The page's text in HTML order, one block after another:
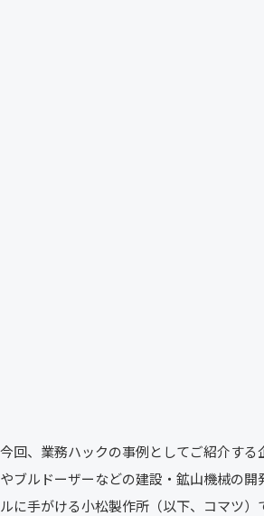
今回、業務ハックの事例としてご紹介する
やブルドーザーなどの建設・鉱山機械の
ルに手がける小松製作所（以下、コマツ）